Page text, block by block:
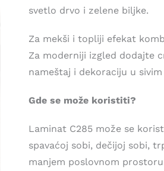
svetlo drvo i zelene biljke.
Za mekši i topliji efekat
Za moderniji izgled dodajte
nameštaj i dekoraciju u
Gde se može koristiti?
Laminat C285 može se
spavaćoj sobi, dečijoj sobi,
manjem poslovnom